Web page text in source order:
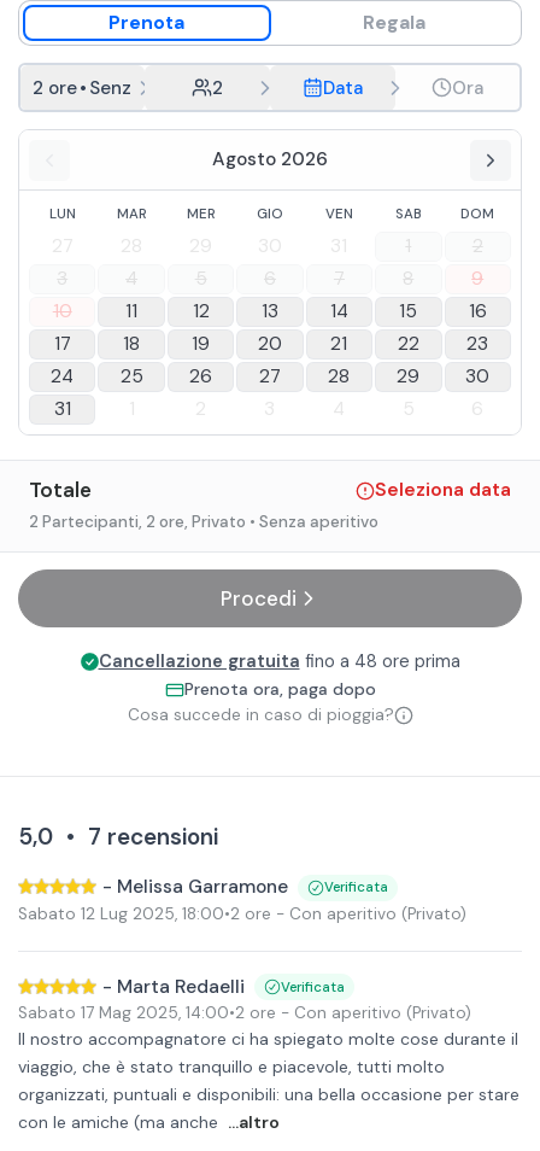
Prenota Regala
2 ore• Senza aperitivo
2 Data Ora
Agosto 2026
LUN MAR MER GIO VEN SAB DOM
27 28 29 30 31 1
2
3
4 5 6 7 8
9
10
11 12 13 14 15
16
17
18 19 20 21 22
23
24
25 26 27 28 29
30
31
1 2 3 4 5 6
Totale Seleziona data
2 Partecipanti, 2 ore, Privato • Senza aperitivo
Procedi
Cancellazione gratuita fino a 48 ore prima
Prenota ora, paga dopo
Cosa succede in caso di pioggia?
5,0 • 7 recensioni
- Melissa Garramone Verificata
Sabato 12 Lug 2025, 18:00•2 ore - Con aperitivo (Privato)
- Marta Redaelli Verificata
Sabato 17 Mag 2025, 14:00•2 ore - Con aperitivo (Privato)
Il nostro accompagnatore ci ha spiegato molte cose durante il
viaggio, che è stato tranquillo e piacevole, tutti molto
organizzati, puntuali e disponibili: una bella occasione per stare
con le amiche (ma anche ...altro